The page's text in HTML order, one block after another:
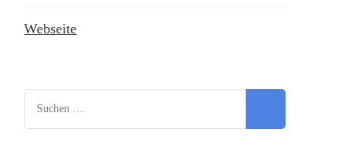
Webseite
Suchen
nach: